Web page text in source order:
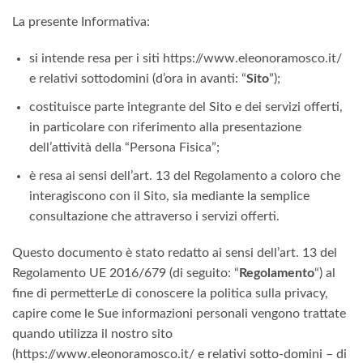
La presente Informativa:
si intende resa per i siti https://www.eleonoramosco.it/
e relativi sottodomini (d’ora in avanti: “Sito”);
costituisce parte integrante del Sito e dei servizi offerti,
in particolare con riferimento alla presentazione
dell’attività della “Persona Fisica”;
è resa ai sensi dell’art. 13 del Regolamento a coloro che
interagiscono con il Sito, sia mediante la semplice
consultazione che attraverso i servizi offerti.
Questo documento è stato redatto ai sensi dell’art. 13 del
Regolamento UE 2016/679 (di seguito: “ Regolamento“) al
fine di permetterLe di conoscere la politica sulla privacy,
capire come le Sue informazioni personali vengono trattate
quando utilizza il nostro sito
(https://www.eleonoramosco.it/ e relativi sotto-domini – di